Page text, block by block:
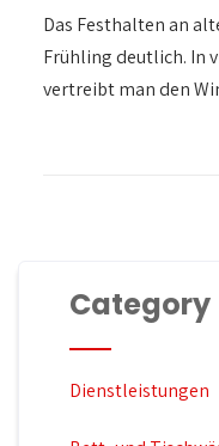
Das Festhalten an
Frühling deutlich. In
vertreibt man den
Category
Dienstleistungen